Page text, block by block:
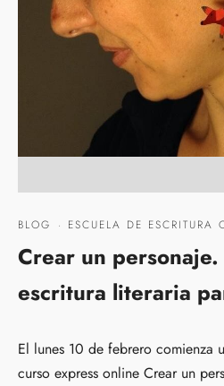
BLOG · ESCUELA DE ESCRITURA
Crear un
escritura literaria
El lunes 10 de febrero comienza
curso express online Crear un